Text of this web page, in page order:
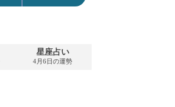
星座占い
4月6日の運勢